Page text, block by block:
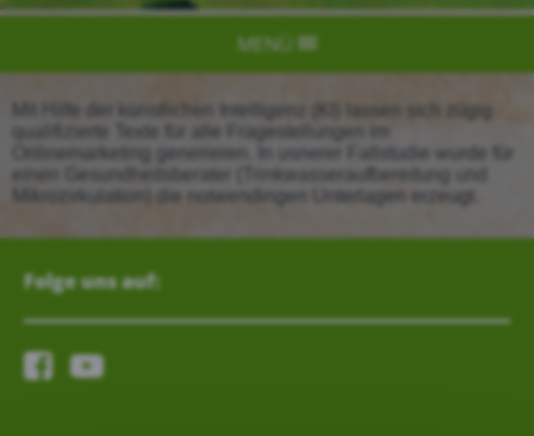
MENÜ
Mit Hilfe der künstlichen Intelligenz (KI) lassen sich zügig
qualifizierte Texte für alle Fragestellungen im
Onlinemarketing generieren. In usnerer Fallstudie wurde für
einen Gesundheitsberater (Trinkwasseraufbereitung und
Mikrozirkulation) die notwendingen Unterlagen erzeugt.
Folge uns auf: